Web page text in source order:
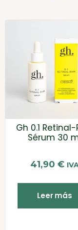
Gh 0.1 Retinal-
Sérum 30
41,90 €
Leer más